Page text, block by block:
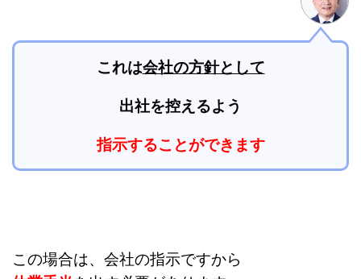
これは会社の方針として
出社を控えるよう
指示することができます
この場合は、会社の指示ですから